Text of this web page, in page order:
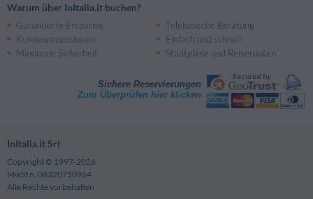
Warum über InItalia.it buchen?
Garantierte Ersparnis
Telefonische Beratung
Kundenrezensionen
Einfach und schnell
Maximale Sicherheit
Stadtpläne und Reiserouten
Sichere Reservierungen
Zum Überprüfen hier klicken
InItalia.it Srl
Copyright © 1997-2026
MwSt n. 08320750964
Alle Rechte vorbehalten